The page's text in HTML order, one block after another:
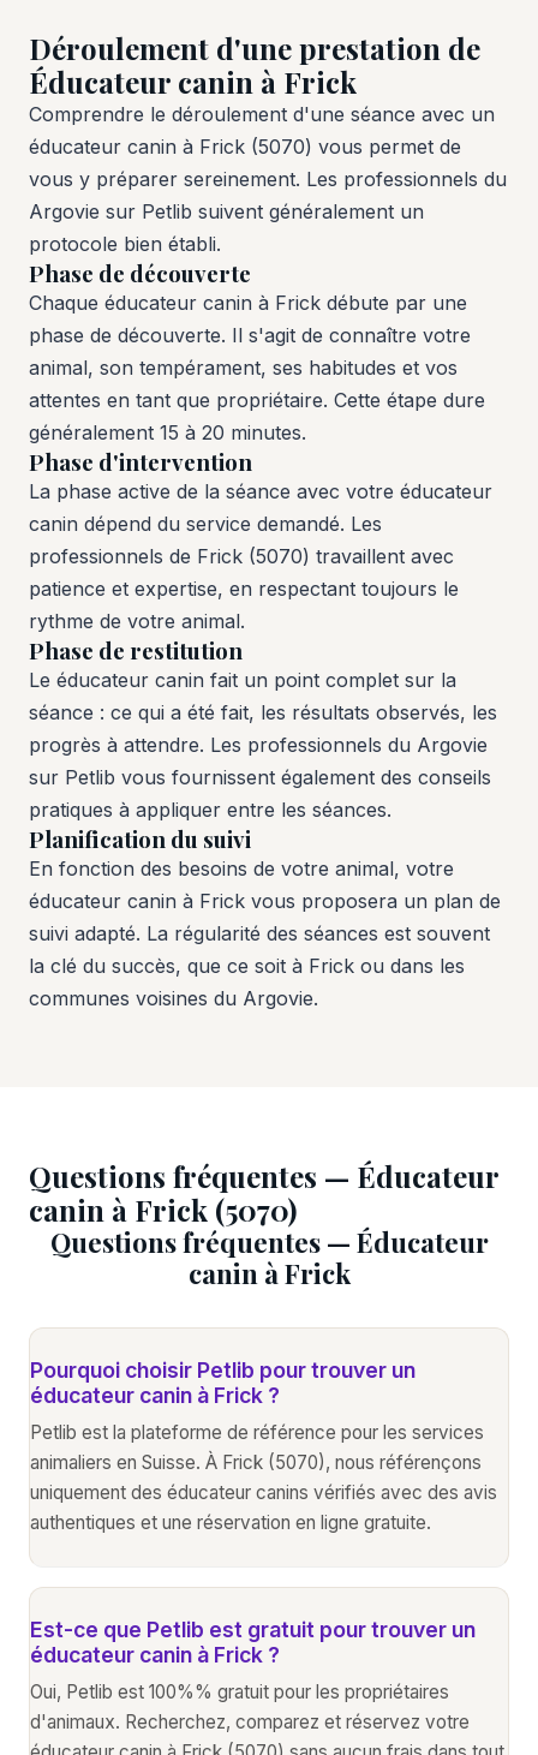
Déroulement d'une prestation de
Éducateur canin à Frick
Comprendre le déroulement d'une séance avec un
éducateur canin à Frick (5070) vous permet de
vous y préparer sereinement. Les professionnels du
Argovie sur Petlib suivent généralement un
protocole bien établi.
Phase de découverte
Chaque éducateur canin à Frick débute par une
phase de découverte. Il s'agit de connaître votre
animal, son tempérament, ses habitudes et vos
attentes en tant que propriétaire. Cette étape dure
généralement 15 à 20 minutes.
Phase d'intervention
La phase active de la séance avec votre éducateur
canin dépend du service demandé. Les
professionnels de Frick (5070) travaillent avec
patience et expertise, en respectant toujours le
rythme de votre animal.
Phase de restitution
Le éducateur canin fait un point complet sur la
séance : ce qui a été fait, les résultats observés, les
progrès à attendre. Les professionnels du Argovie
sur Petlib vous fournissent également des conseils
pratiques à appliquer entre les séances.
Planification du suivi
En fonction des besoins de votre animal, votre
éducateur canin à Frick vous proposera un plan de
suivi adapté. La régularité des séances est souvent
la clé du succès, que ce soit à Frick ou dans les
communes voisines du Argovie.
Questions fréquentes — Éducateur
canin à Frick (5070)
Questions fréquentes — Éducateur
canin à Frick
Pourquoi choisir Petlib pour trouver un
éducateur canin à Frick ?
Petlib est la plateforme de référence pour les services
animaliers en Suisse. À Frick (5070), nous référençons
uniquement des éducateur canins vérifiés avec des avis
authentiques et une réservation en ligne gratuite.
Est-ce que Petlib est gratuit pour trouver un
éducateur canin à Frick ?
Oui, Petlib est 100%% gratuit pour les propriétaires
d'animaux. Recherchez, comparez et réservez votre